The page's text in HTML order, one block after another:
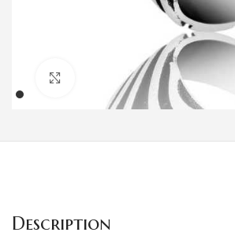
Klicken um zu vergrößern
Description